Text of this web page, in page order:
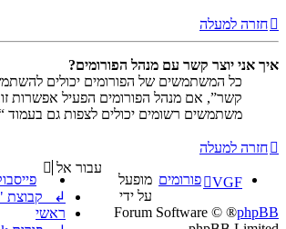
חזרה למעלה
איך אני יוצר קשר עם מנהל הפורומים?
כל המשתמשים של הפורומים יכולים
קשר”, אם מנהל הפורומים הפעיל אפשרות
משתמשים רשומים יכולים לצפות גם בעמוד
חזרה למעלה
עבור אל
↲ קבוצת
ראשי
VGF פורומים מופעל
על ידי
phpBB
® Forum Software ©